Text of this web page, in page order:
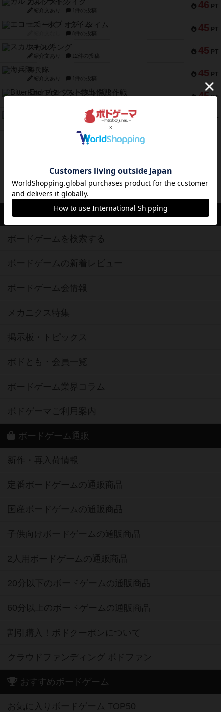
46 PT
ガルフストライク
紹介文あり 1件の投稿
45 PT
エコーズ・オブ・タイム
8件の投稿
45 PT
スカルキング
紹介文あり 12件の投稿
45 PT
海兵隊
紹介文あり 1件の投稿
45 PT
Bitter End ブタペスト救出作戦
PT
10件の投稿
※Apple、Apple のロゴ は、米国および他の国々で登録されたApple Inc.の商標です。
※Google Play とそのロゴは、Google Inc.の商標または登録商標です。
ボドゲーマTOP
ボードゲームを検索する
ボードゲームの新着レビュー
ボードゲーム会情報
メカニクス特集
掲示板・トピックス
ボドとも・会員一覧
ボードゲーム業界コラム
ボドゲーマご利用案内
ボードゲーム通販
新作・再入荷情報
定番ボードゲームの通販商品
国産ボードゲームの通販商品
子供向けボードゲームの通販商品
2人用ボードゲームの通販商品
20分以下のボードゲームの通販商品
60分以上のボードゲームの通販商品
割引購入！ボドクーポンについて
クラウドファンディング ボドファン
おすすめボードゲーム
お気に入りボードゲーム TOP50